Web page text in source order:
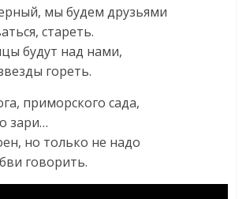
мы будем друзьями
стареть.
будут над нами,
гореть.
приморского сада,
зари…
но только не надо
говорить.